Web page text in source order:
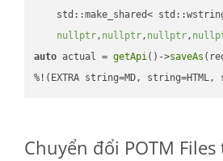
std::make_shared<
nullptr, nullptr, nullptr,
auto actual = getApi()->saveAs
%!(EXTRA string=MD, string=HTML,
Chuyển đổi POTM